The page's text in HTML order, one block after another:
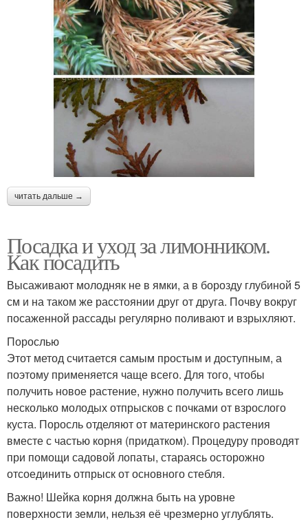
читать дальше →
Посадка и уход за лимонником.
Как посадить
Высаживают молодняк не в ямки, а в борозду глубиной 5
см и на таком же расстоянии друг от друга. Почву вокруг
посаженной рассады регулярно поливают и взрыхляют.
Порослью
Этот метод считается самым простым и доступным, а
поэтому применяется чаще всего. Для того, чтобы
получить новое растение, нужно получить всего лишь
несколько молодых отпрысков с почками от взрослого
куста. Поросль отделяют от материнского растения
вместе с частью корня (придатком). Процедуру проводят
при помощи садовой лопаты, стараясь осторожно
отсоединить отпрыск от основного стебля.
Важно! Шейка корня должна быть на уровне
поверхности земли, нельзя её чрезмерно углублять.